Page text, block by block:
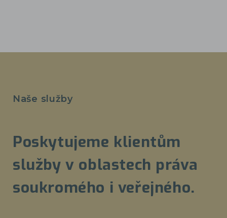
Naše služby
Poskytujeme klientům
služby v oblastech práva
soukromého i veřejného.